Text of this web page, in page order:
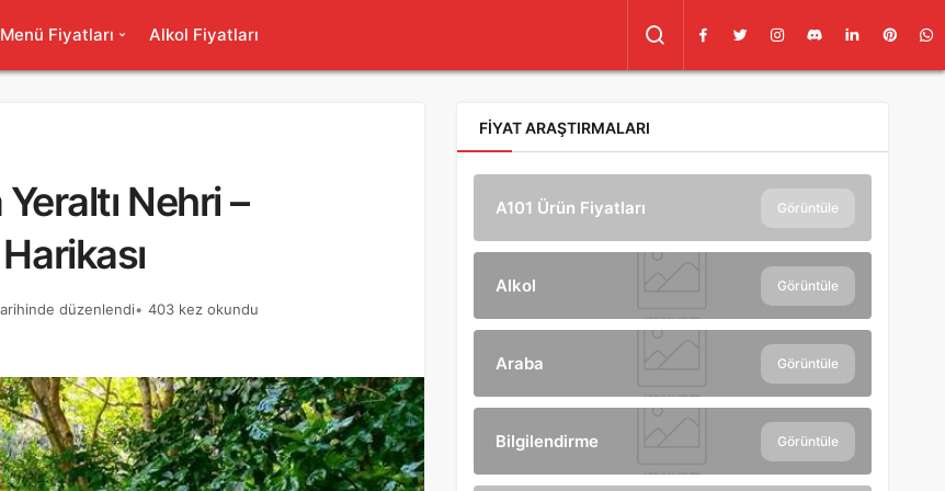
Menü Fiyatları Alkol Fiyatları
Nehri –
düzenlendi
403 kez okundu
FIYAT ARAŞTIRMALARI
A101 Ürün Fiyatları Görüntüle
Alkol Görüntüle
Araba Görüntüle
Bilgilendirme Görüntüle